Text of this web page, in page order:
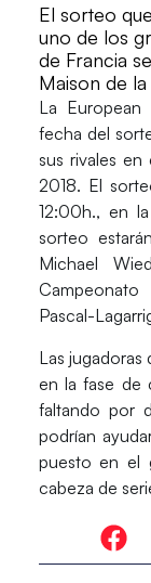
El sorteo
uno de los
de Francia
Maison de
La European
fecha del
sus rivales en
2018. El
12:00h., en
sorteo
Michael
Pascal-
Las jugadoras
en la fase de
faltando por
podrían
puesto en el
cabeza de